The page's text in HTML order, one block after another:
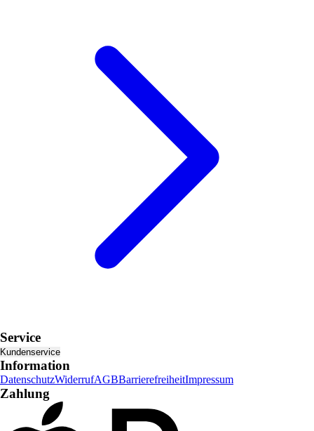
Service
Kundenservice
Information
DatenschutzWiderrufAGBBarrierefreiheitImpressum
Zahlung